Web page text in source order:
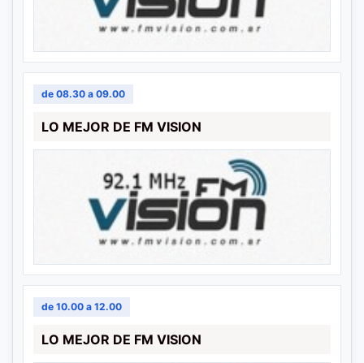
de 08.30 a 09.00
LO MEJOR DE FM VISION
de 10.00 a 12.00
LO MEJOR DE FM VISION